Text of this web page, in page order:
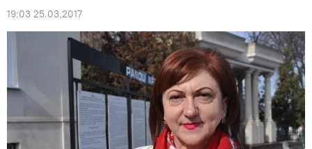
19:03 25.03.2017